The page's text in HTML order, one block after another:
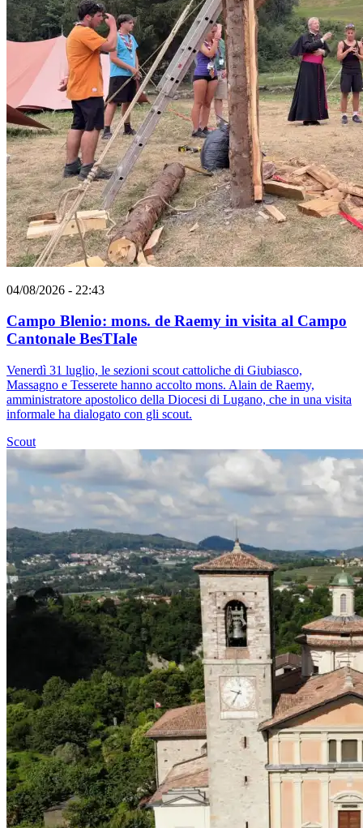
04/08/2026 - 22:43
Campo Blenio: mons. de Raemy in visita al Campo
Cantonale BesTIale
Venerdì 31 luglio, le sezioni scout cattoliche di Giubiasco,
Massagno e Tesserete hanno accolto mons. Alain de Raemy,
amministratore apostolico della Diocesi di Lugano, che in una visita
informale ha dialogato con gli scout.
Scout